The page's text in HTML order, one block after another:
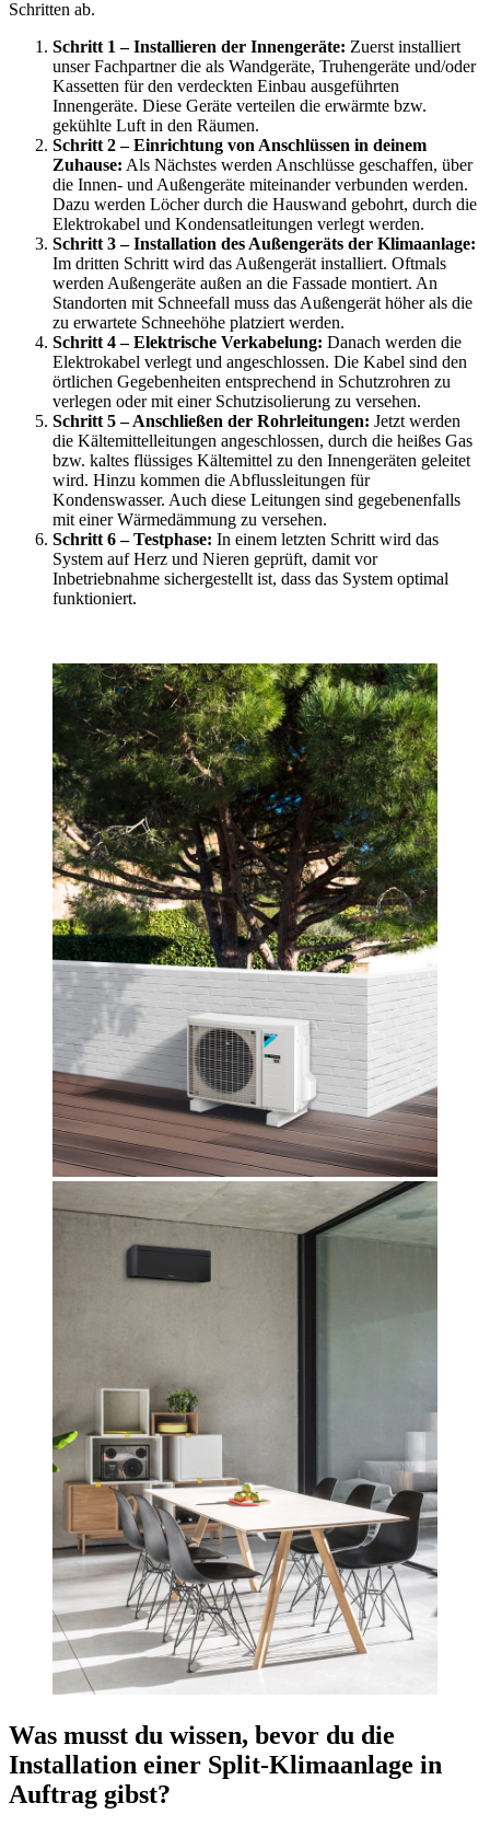
Schritten ab.
Schritt 1 – Installieren der Innengeräte: Zuerst installiert
unser Fachpartner die als Wandgeräte, Truhengeräte und/oder
Kassetten für den verdeckten Einbau ausgeführten
Innengeräte. Diese Geräte verteilen die erwärmte bzw.
gekühlte Luft in den Räumen.
Schritt 2 – Einrichtung von Anschlüssen in deinem
Zuhause: Als Nächstes werden Anschlüsse geschaffen, über
die Innen- und Außengeräte miteinander verbunden werden.
Dazu werden Löcher durch die Hauswand gebohrt, durch die
Elektrokabel und Kondensatleitungen verlegt werden.
Schritt 3 – Installation des Außengeräts der Klimaanlage:
Im dritten Schritt wird das Außengerät installiert. Oftmals
werden Außengeräte außen an die Fassade montiert. An
Standorten mit Schneefall muss das Außengerät höher als die
zu erwartete Schneehöhe platziert werden.
Schritt 4 – Elektrische Verkabelung: Danach werden die
Elektrokabel verlegt und angeschlossen. Die Kabel sind den
örtlichen Gegebenheiten entsprechend in Schutzrohren zu
verlegen oder mit einer Schutzisolierung zu versehen.
Schritt 5 – Anschließen der Rohrleitungen: Jetzt werden
die Kältemittelleitungen angeschlossen, durch die heißes Gas
bzw. kaltes flüssiges Kältemittel zu den Innengeräten geleitet
wird. Hinzu kommen die Abflussleitungen für
Kondenswasser. Auch diese Leitungen sind gegebenenfalls
mit einer Wärmedämmung zu versehen.
Schritt 6 – Testphase: In einem letzten Schritt wird das
System auf Herz und Nieren geprüft, damit vor
Inbetriebnahme sichergestellt ist, dass das System optimal
funktioniert.
Was musst du wissen, bevor du die
Installation einer Split-Klimaanlage in
Auftrag gibst?